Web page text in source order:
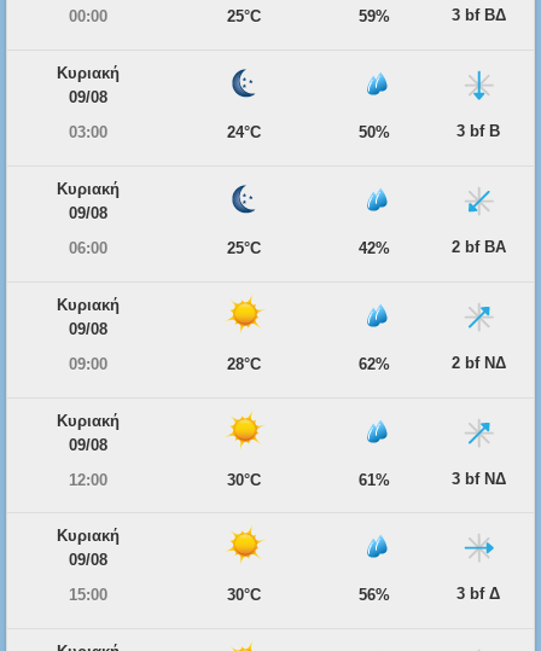
00:00
25°C 59% 3 bf ΒΔ
Κυριακή
09/08
03:00
24°C 50% 3 bf Β
Κυριακή
09/08
06:00
25°C 42% 2 bf ΒΑ
Κυριακή
09/08
09:00
28°C 62% 2 bf ΝΔ
Κυριακή
09/08
12:00
30°C 61% 3 bf ΝΔ
Κυριακή
09/08
15:00
30°C 56% 3 bf Δ